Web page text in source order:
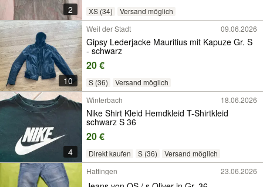
2 XS (34) Versand möglich
10
Weil der Stadt 09.06.2026
Gipsy Lederjacke Mauritius mit Kapuze Gr. S
- schwarz
20 €
S (36) Versand möglich
4
Winterbach 18.06.2026
Nike Shirt Kleid Hemdkleid T-Shirtkleid
schwarz S 36
20 €
Direkt kaufen S (36)
Versand möglich
Hattingen
23.06.2026